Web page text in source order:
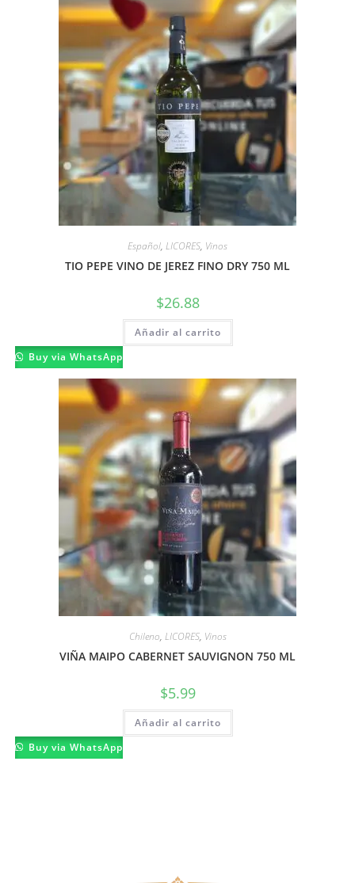
Español, LICORES, Vinos
TIO PEPE VINO DE JEREZ FINO DRY 750 ML
$26.88
Añadir al carrito
Buy via WhatsApp
Chileno, LICORES, Vinos
VIÑA MAIPO CABERNET SAUVIGNON 750 ML
$5.99
Añadir al carrito
Buy via WhatsApp